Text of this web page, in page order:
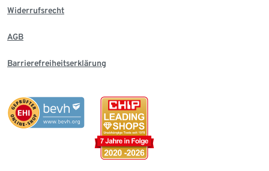
Widerrufsrecht
AGB
Barrierefreiheitserklärung